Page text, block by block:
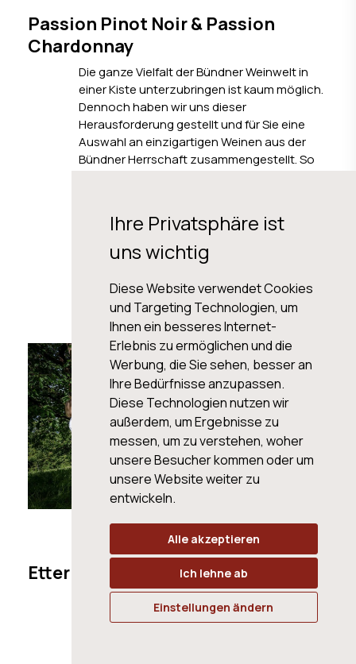
Ihre Privatsphäre ist
uns wichtig
Diese Website verwendet Cookies
und Targeting Technologien, um
Ihnen ein besseres Internet-
Erlebnis zu ermöglichen und die
Werbung, die Sie sehen, besser an
Ihre Bedürfnisse anzupassen.
Diese Technologien nutzen wir
außerdem, um Ergebnisse zu
messen, um zu verstehen, woher
unsere Besucher kommen oder um
unsere Website weiter zu
entwickeln.
Alle akzeptieren
Ich lehne ab
Einstellungen ändern
Passion Pinot Noir & Passion
Chardonnay
Die ganze Vielfalt der Bündner Weinwelt in
einer Kiste unterzubringen ist kaum möglich.
Dennoch haben wir uns dieser
Herausforderung gestellt und für Sie eine
Auswahl an einzigartigen Weinen aus der
Bündner Herrschaft zusammengestellt. So
haben Sie die Möglichkeit, die ganze Vielfalt
ZUM BLOG ARTIKEL
Etter Spirituosen
Distillerkunst in vierter Generation.